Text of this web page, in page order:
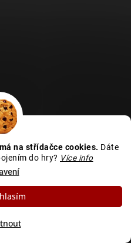
na střídačce cookies. Dáte
do hry? Více info